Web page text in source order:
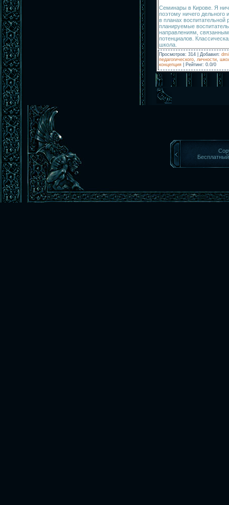
Семинары в Кирове. Я
поэтому ничего дельного
в планах воспитательной
планируемые
направлениям,
потенциалов.
школа.
Просмотров: 314 Добавил:
педагогического
личности
концепция
Рейтинг: 0.0/0